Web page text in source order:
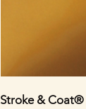
Stroke & Coat®